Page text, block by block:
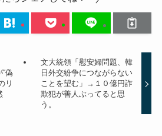
偽
リ
文大統領「慰安婦問題、韓
日外交紛争につながらない
ことを望む」→１０億円詐
欺犯が善人ぶってると思
う。